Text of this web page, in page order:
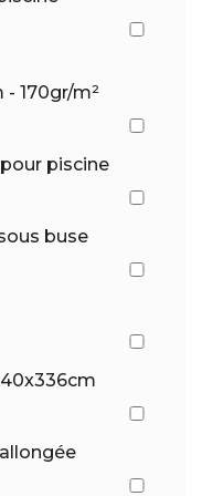
- 170gr/m²
piscine
buse